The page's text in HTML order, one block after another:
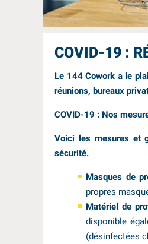
COVID-19 :
Le 144 Cowork a le
réunions, bureaux
COVID-19 : Nos
Voici les mesures et
sécurité.
Masques de
propres
Matériel de
disponible
(désinfectées